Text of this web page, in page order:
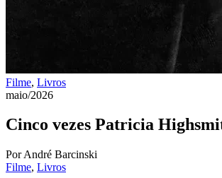
Filme, Livros
maio/2026
Cinco vezes Patricia
Por André Barcinski
Filme, Livros